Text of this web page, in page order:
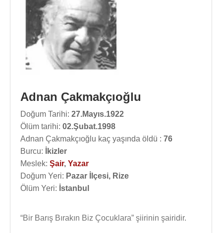
Adnan Çakmakçıoğlu
Doğum Tarihi: 27.Mayıs.1922
Ölüm tarihi: 02.Şubat.1998
Adnan Çakmakçıoğlu kaç yaşında öldü : 76
Burcu:
İkizler
Meslek: Şair, Yazar
Doğum Yeri: Pazar İlçesi, Rize
Ölüm Yeri: İstanbul
“Bir Barış Bırakın Biz Çocuklara” şiirinin şairidir.